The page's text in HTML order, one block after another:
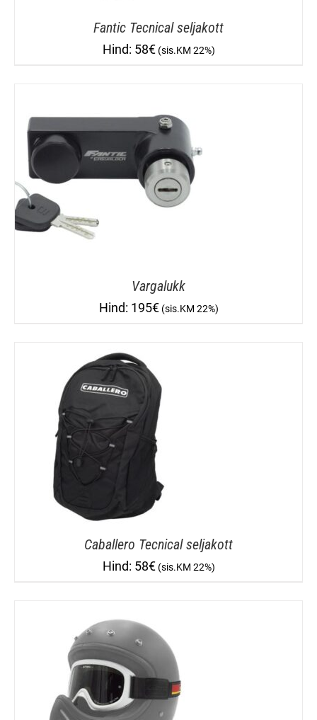
Fantic Tecnical seljakott
58€
Vargalukk
195€
Caballero Tecnical seljakott
58€